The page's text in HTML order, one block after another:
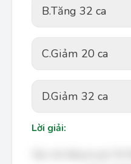
B.Tăng 32 ca
C.Giảm 20 ca
D.Giảm 32 ca
Lời giải: